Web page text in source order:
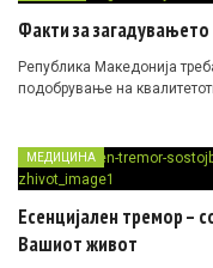
Факти за
Република Македонија
подобрување на
МЕДИЦИНА
Есенцијален тремор –
Вашиот живот